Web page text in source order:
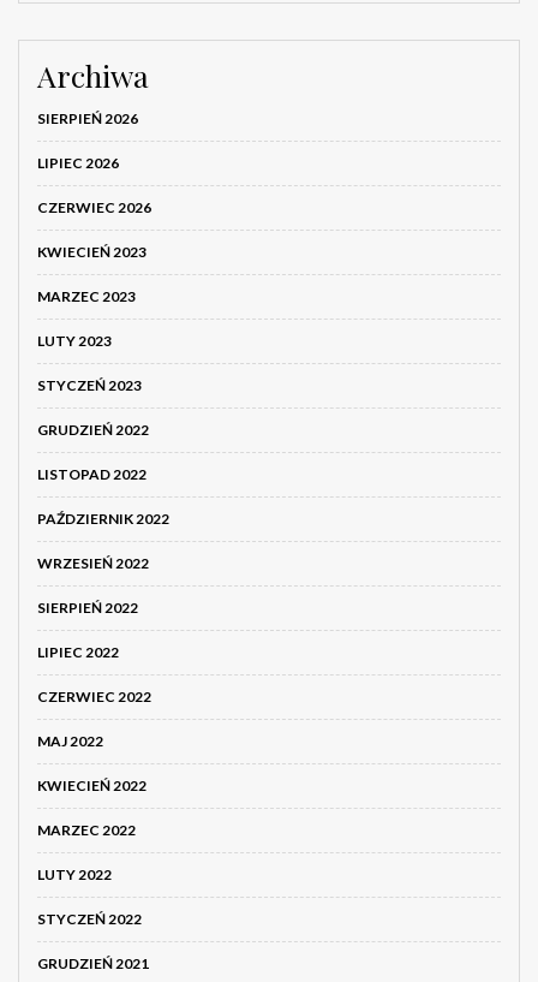
Archiwa
SIERPIEŃ 2026
LIPIEC 2026
CZERWIEC 2026
KWIECIEŃ 2023
MARZEC 2023
LUTY 2023
STYCZEŃ 2023
GRUDZIEŃ 2022
LISTOPAD 2022
PAŹDZIERNIK 2022
WRZESIEŃ 2022
SIERPIEŃ 2022
LIPIEC 2022
CZERWIEC 2022
MAJ 2022
KWIECIEŃ 2022
MARZEC 2022
LUTY 2022
STYCZEŃ 2022
GRUDZIEŃ 2021